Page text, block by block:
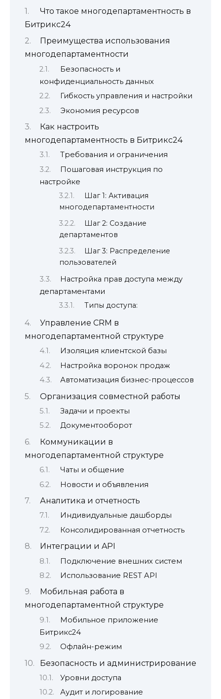
Что такое многодепартаментность в
Битрикс24
Преимущества использования
многодепартаментности
Безопасность и
конфиденциальность данных
Гибкость управления и настройки
Экономия ресурсов
Как настроить
многодепартаментность в Битрикс24
Требования и ограничения
Пошаговая инструкция по
настройке
Шаг 1: Активация
многодепартаментности
Шаг 2: Создание
департаментов
Шаг 3: Распределение
пользователей
Настройка прав доступа между
департаментами
Типы доступа:
Управление CRM в
многодепартаментной структуре
Изоляция клиентской базы
Настройка воронок продаж
Автоматизация бизнес-процессов
Организация совместной работы
Задачи и проекты
Документооборот
Коммуникации в
многодепартаментной структуре
Чаты и общение
Новости и объявления
Аналитика и отчетность
Индивидуальные дашборды
Консолидированная отчетность
Интеграции и API
Подключение внешних систем
Использование REST API
Мобильная работа в
многодепартаментной структуре
Мобильное приложение
Битрикс24
Офлайн-режим
Безопасность и администрирование
Уровни доступа
Аудит и логирование